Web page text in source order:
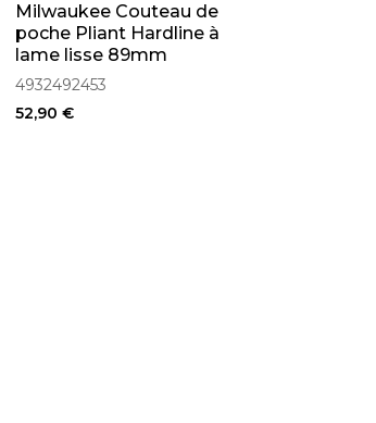
Milwaukee Couteau de
poche Pliant Hardline à
lame lisse 89mm
(4932492453)
4932492453
52,90 €